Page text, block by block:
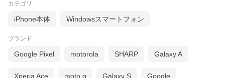
カテゴリ
iPhone本体 Windowsスマートフォン
ブランド
Google Pixel motorola SHARP Galaxy A
Xperia Ace moto g Galaxy S Google